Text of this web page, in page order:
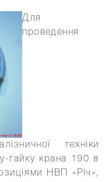
Для
проведення
техніки
гайку крана 190 в
НВП «Річ»,